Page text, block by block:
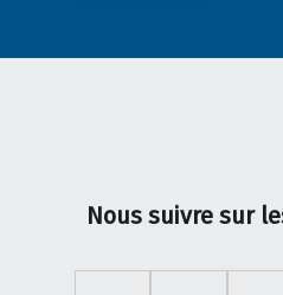
Nous suivre sur